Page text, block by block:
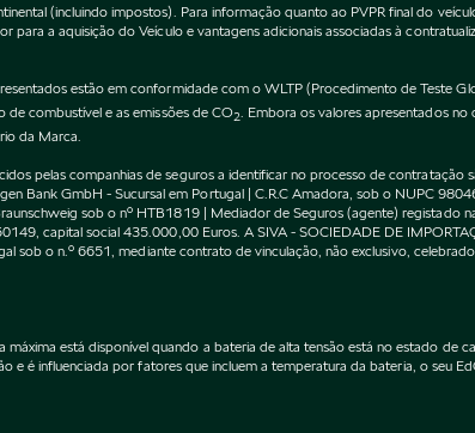
(incluindo impostos). Para informação quanto ao PVPR final do
a aquisição do Veículo e vantagens adicionais associadas à
estão em conformidade com o WLTP (Procedimento de Teste
combustível e as emissões de CO2 . Embora os valores apresentados
da Marca.
pelas companhias de seguros a identificar no processo de contratação
Bank GmbH - Sucursal em Portugal | C.R.C Amadora, sob o NUPC
sob o nº HTB1819 | Mediador de Seguros (agente)
capital social 435.000,00 Euros. A SIVA - SOCIEDADE DE
sob o n.º 6651, mediante contrato de vinculação, não exclusivo,
está disponível quando a bateria de alta tensão está no estado de
é influenciada por fatores que incluem a temperatura da bateria, o seu